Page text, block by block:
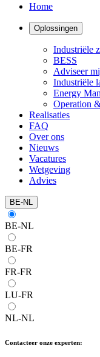
Home
Oplossingen
Industriële
BESS
Adviseer
Industriële
Energy
Operation
Realisaties
FAQ
Over ons
Nieuws
Vacatures
Wetgeving
Advies
BE-NL
BE-NL
BE-FR
FR-FR
LU-FR
NL-NL
Contacteer onze experten: